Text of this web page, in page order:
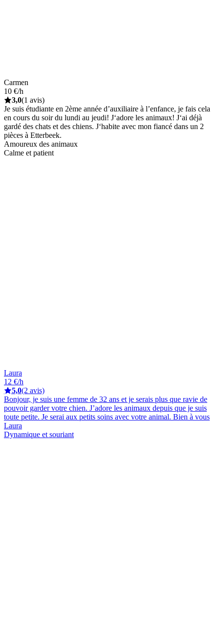
Carmen
10 €/h
3,0(1 avis)
Je suis étudiante en 2ème année d’auxiliaire à l’enfance, je fais cela
en cours du soir du lundi au jeudi! J‘adore les animaux! J‘ai déjà
gardé des chats et des chiens. J‘habite avec mon fiancé dans un 2
pièces à Etterbeek.
Amoureux des animaux
Calme et patient
Laura
12 €/h
5,0(2 avis)
Bonjour, je suis une femme de 32 ans et je serais plus que ravie de
pouvoir garder votre chien. J’adore les animaux depuis que je suis
toute petite. Je serai aux petits soins avec votre animal. Bien à vous
Laura
Dynamique et souriant